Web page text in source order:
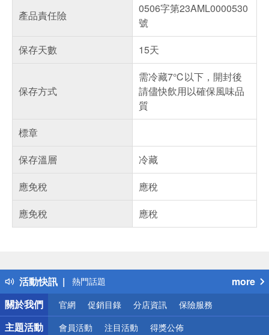
產品責任險
0506字第23AML0000530
號
保存天數
15天
保存方式
需冷藏7℃以下，開封後
請儘快飲用以確保風味品
質
標章
保存溫層
冷藏
應免稅
應稅
應免稅
應稅
活動快訊
得獎公告
熱門話題
銀行優惠
偏遠地區配送
詐騙網頁！請小心！
more
關於我們
官網 促銷目錄 分店資訊 保險服務
主題活動 會員活動 注目活動 得獎公佈